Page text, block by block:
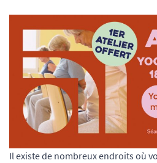
Il existe de nombreux endroits où